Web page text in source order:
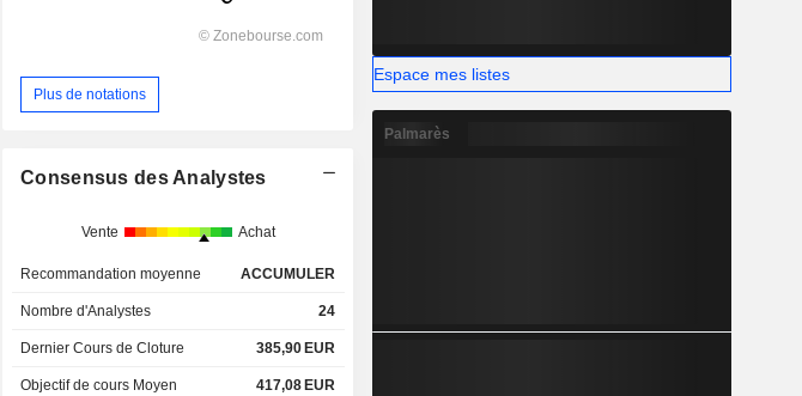
11,65 Md
Plus de notations
Consensus des Analystes
Vente Achat
Recommandation moyenne ACCUMULER
Nombre d'Analystes 24
Dernier Cours de Cloture 385,90 EUR
Objectif de cours Moyen 417,08 EUR
Espace mes listes
Palmarès